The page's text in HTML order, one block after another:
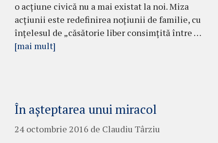
o acţiune civică nu a mai existat la noi. Miza
acţiunii este redefinirea noţiunii de fa­milie, cu
înţelesul de „căsătorie liber con­simţită în­tre …
[mai mult]
În aşteptarea unui miracol
24 octombrie 2016 de Claudiu Târziu